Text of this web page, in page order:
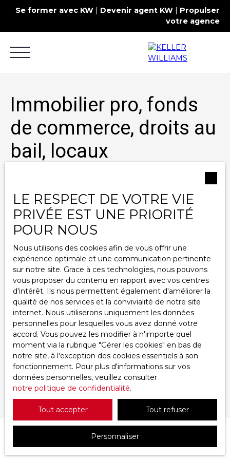
Se former avec KW | Devenir agent KW | Propulser
votre agence
Acheter Estimer
Immobilier pro, fonds
de commerce, droits au
bail, locaux
locaux commerciaux en
vente
Vente
Immobilier Pro, Fonds de commerce, Droit au bail, Local professionnel, Local commercial
Type de bien
Activités
Localisation
Budget max (€)
Rechercher
Pertinence
LE RESPECT DE VOTRE VIE
PRIVÉE EST UNE PRIORITÉ
POUR NOUS
Nous utilisons des cookies afin de vous offrir une
expérience optimale et une communication pertinente
sur notre site. Grace à ces technologies, nous pouvons
vous proposer du contenu en rapport avec vos centres
d'intérêt. Ils nous permettent également d'améliorer la
qualité de nos services et la convivialité de notre site
internet. Nous utiliserons uniquement les données
personnelles pour lesquelles vous avez donné votre
accord. Vous pouvez les modifier à n'importe quel
moment via la rubrique ″Gérer les cookies″ en bas de
notre site, à l'exception des cookies essentiels à son
fonctionnement. Pour plus d'informations sur vos
données personnelles, veuillez consulter
notre politique de confidentialité.
Tout accepter Tout refuser
Personnaliser